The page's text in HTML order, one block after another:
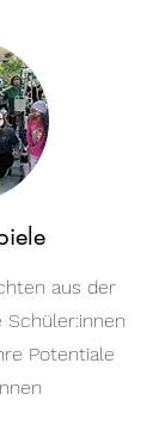
aus der
Schüler:innen
Potentiale